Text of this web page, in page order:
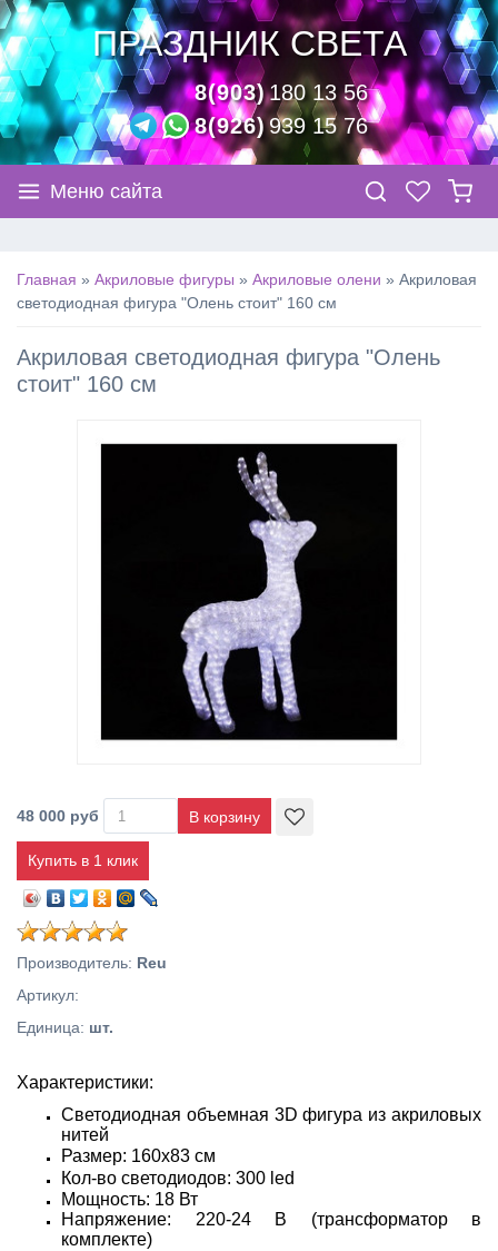
ПРАЗДНИК СВЕТА
8(903)180 13 56
8(926)939 15 76
Меню сайта
Главная » Акриловые фигуры » Акриловые олени » Акриловая
светодиодная фигура "Олень стоит" 160 см
Акриловая светодиодная фигура "Олень
стоит" 160 см
48 000 руб
Купить в 1 клик
Производитель: Reu
Артикул:
Единица: шт.
Характеристики:
Светодиодная объемная 3D фигура из акриловых
нитей
Размер: 160х83 см
Кол-во светодиодов: 300 led
Мощность: 18 Вт
Напряжение: 220-24 В (трансформатор в
комплекте)